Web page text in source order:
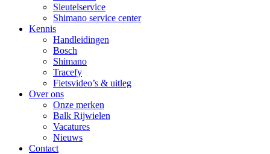
Sleutelservice
Shimano service center
Kennis
Handleidingen
Bosch
Shimano
Tracefy
Fietsvideo’s & uitleg
Over ons
Onze merken
Balk Rijwielen
Vacatures
Nieuws
Contact